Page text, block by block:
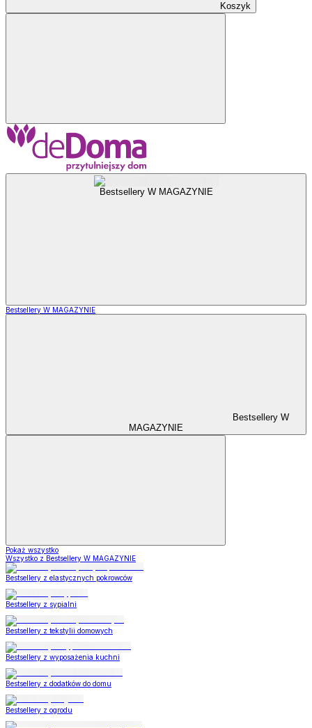
Koszyk
Bestsellery W MAGAZYNIE
Bestsellery W MAGAZYNIE
Bestsellery W
MAGAZYNIE
Pokaż wszystko
Wszystko z Bestsellery W MAGAZYNIE
Bestsellery z elastycznych pokrowców
Bestsellery z sypialni
Bestsellery z tekstylii domowych
Bestsellery z wyposażenia kuchni
Bestsellery z dodatków do domu
Bestsellery z ogrodu